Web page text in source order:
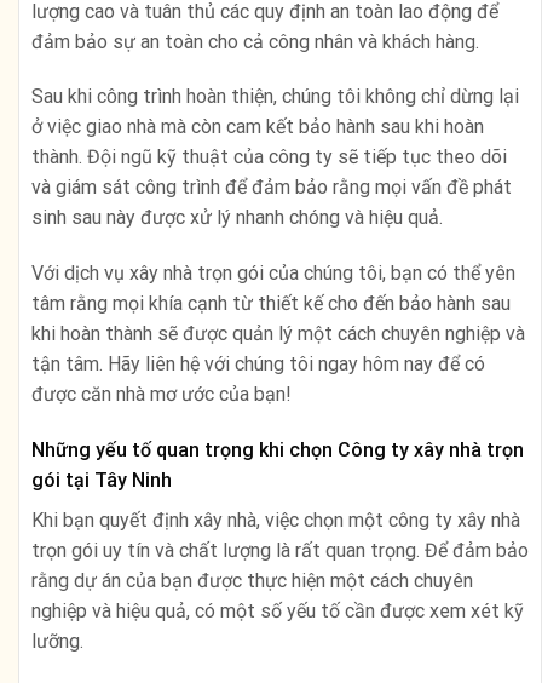
lượng cao và tuân thủ các quy định an toàn lao động để
đảm bảo sự an toàn cho cả công nhân và khách hàng.
Sau khi công trình hoàn thiện, chúng tôi không chỉ dừng lại
ở việc giao nhà mà còn cam kết bảo hành sau khi hoàn
thành. Đội ngũ kỹ thuật của công ty sẽ tiếp tục theo dõi
và giám sát công trình để đảm bảo rằng mọi vấn đề phát
sinh sau này được xử lý nhanh chóng và hiệu quả.
Với dịch vụ xây nhà trọn gói của chúng tôi, bạn có thể yên
tâm rằng mọi khía cạnh từ thiết kế cho đến bảo hành sau
khi hoàn thành sẽ được quản lý một cách chuyên nghiệp và
tận tâm. Hãy liên hệ với chúng tôi ngay hôm nay để có
được căn nhà mơ ước của bạn!
Những yếu tố quan trọng khi chọn Công ty xây nhà trọn
gói tại Tây Ninh
Khi bạn quyết định xây nhà, việc chọn một công ty xây nhà
trọn gói uy tín và chất lượng là rất quan trọng. Để đảm bảo
rằng dự án của bạn được thực hiện một cách chuyên
nghiệp và hiệu quả, có một số yếu tố cần được xem xét kỹ
lưỡng.